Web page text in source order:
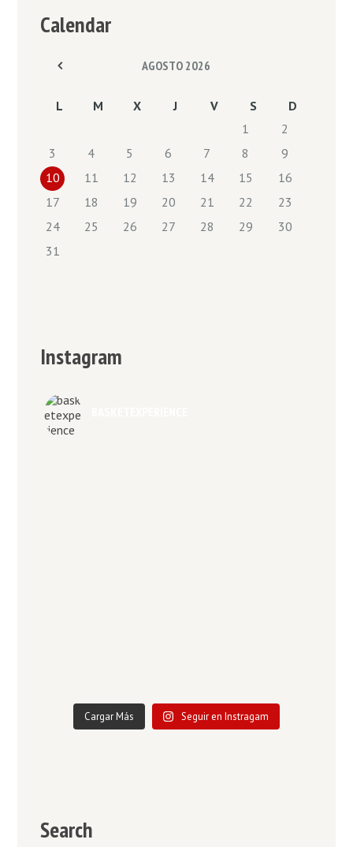
Calendar
AGOSTO 2026
L M X J V S
D
1
2
3
4 5 6 7 8
9
10
11 12 13 14 15
16
17
18 19 20 21 22
23
24
25 26 27 28 29
30
31
Instagram
Cargar Más Seguir en Instragam
Search